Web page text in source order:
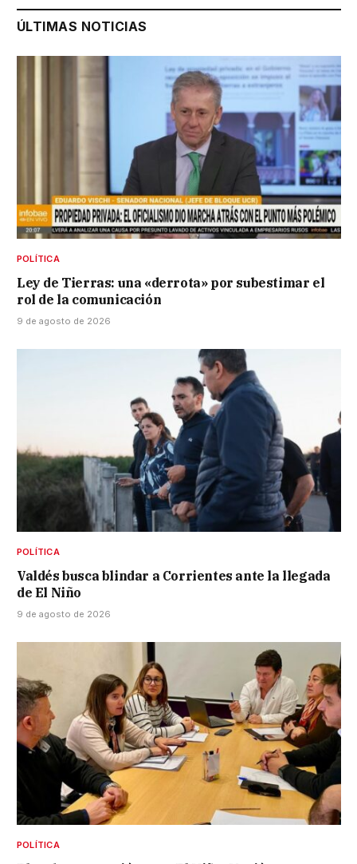
ÚLTIMAS NOTICIAS
POLÍTICA
Ley de Tierras: una «derrota» por subestimar el
rol de la comunicación
9 de agosto de 2026
POLÍTICA
Valdés busca blindar a Corrientes ante la llegada
de El Niño
9 de agosto de 2026
POLÍTICA